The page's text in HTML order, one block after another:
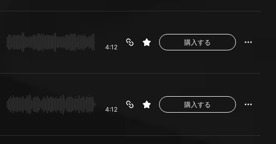
4:12
購入する
4:12
購入する